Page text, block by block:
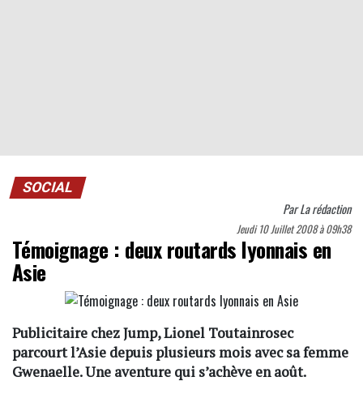
SOCIAL
ParLa rédaction
Jeudi 10 Juillet 2008 à 09h38
Témoignage : deux routards lyonnais en
Asie
Publicitaire chez Jump, Lionel Toutainrosec
parcourt l’Asie depuis plusieurs mois avec sa femme
Gwenaelle. Une aventure qui s’achève en août.